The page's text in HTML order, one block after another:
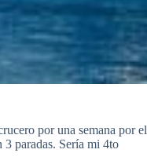
por una semana por el
paradas. Sería mi 4to